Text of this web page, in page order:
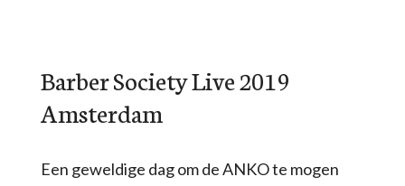
Barber Society Live 2019
Amsterdam
Een geweldige dag om de ANKO te mogen